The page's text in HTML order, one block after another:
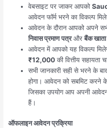
वेबसाइट पर जाकर आपको
आवेदन फॉर्म भरने का विकल्प
आवेदन के दौरान आपको अपने
निवास प्रमाण पत्रऔरबैंक खाता
आवेदन में आपको यह विकल्प
₹12,000 की वित्तीय सहायता
सभी जानकारी सही से भरने के
होगा। आवेदन को सबमिट करने
जिसका उपयोग आप अपनी
हैं।
ऑफलाइन आवेदन प्रक्रिया